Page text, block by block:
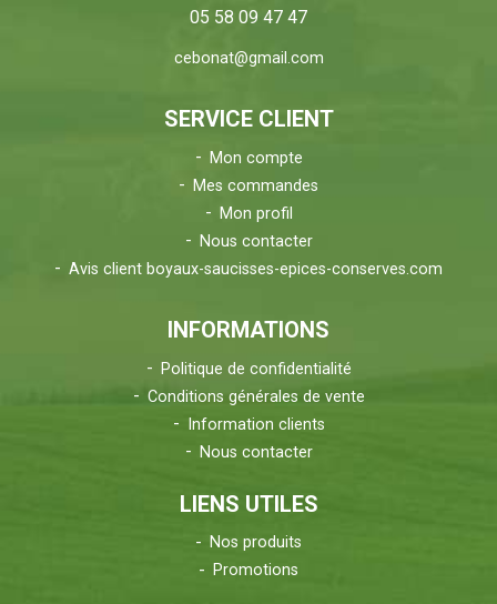
05 58 09 47 47
cebonat@gmail.com
SERVICE CLIENT
Mon compte
Mes commandes
Mon profil
Nous contacter
Avis client boyaux-saucisses-epices-conserves.com
INFORMATIONS
Politique de confidentialité
Conditions générales de vente
Information clients
Nous contacter
LIENS UTILES
Nos produits
Promotions